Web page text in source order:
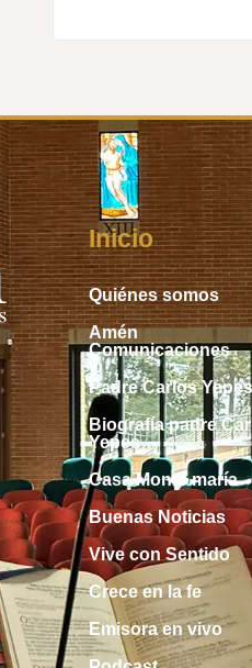
Inicio
Quiénes somos
Amén
Comunicaciones
Padre Carlos Yepes
Biografía padre
Yepes
Casa Monte maría
Buenas Noticias
Vive con Sentido
Crece en la fe
Emisora en vivo